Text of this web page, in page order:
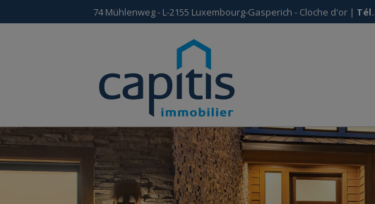
74 Mühlenweg - L-2155 Luxembourg-Gasperich - Cloche d'or |